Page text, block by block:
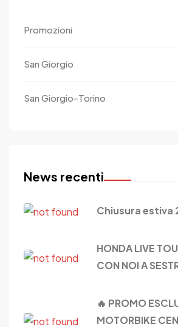
Promozioni
San Giorgio
San Giorgio-Torino
News recenti
Chiusura estiva
HONDA LIVE
CON NOI A
🔥 PROMO
MOTORBIKE